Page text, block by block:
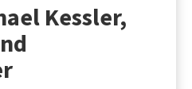
Kessler,